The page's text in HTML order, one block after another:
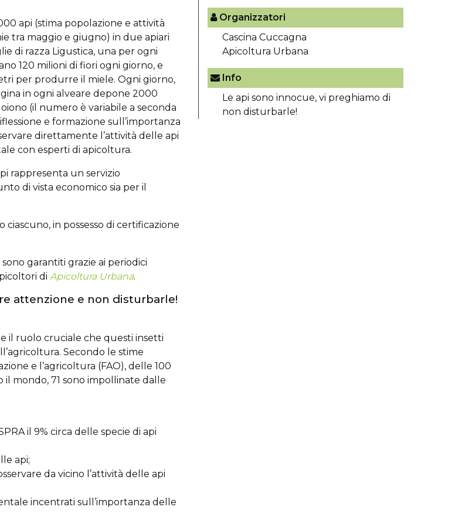
api (stima popolazione e attività
tra maggio e giugno) in due apiari
di razza Ligustica, una per ogni
120 milioni di fiori ogni giorno, e
per produrre il miele. Ogni giorno,
in ogni alveare depone 2000
(il numero è variabile a seconda
e formazione sull’importanza
direttamente l’attività delle api
con esperti di apicoltura.
rappresenta un servizio
di vista economico sia per il
in possesso di certificazione
garantiti grazie ai periodici
di Apicoltura Urbana.
attenzione e non disturbarle!
il ruolo cruciale che questi insetti
Secondo le stime
e l’agricoltura (FAO), delle 100
mondo, 71 sono impollinate dalle
il 9% circa delle specie di api
api;
da vicino l’attività delle api
incentrati sull’importanza delle
Organizzatori
Cascina Cuccagna
Apicoltura Urbana
Info
Le api sono innocue, vi preghiamo di
non disturbarle!